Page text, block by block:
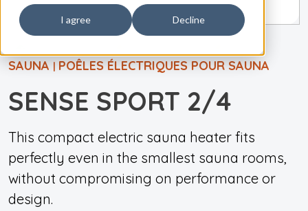
I agree Decline
SAUNA | POÊLES ÉLECTRIQUES POUR SAUNA
SENSE SPORT 2/4
This compact electric sauna heater fits
perfectly even in the smallest sauna rooms,
without compromising on performance or
design.